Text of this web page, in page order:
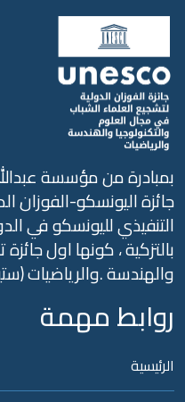
من مؤسسة عبدالله
اليونسكو-الفوزان
، كونها اول جائزة
.والرياضيات
مهمة